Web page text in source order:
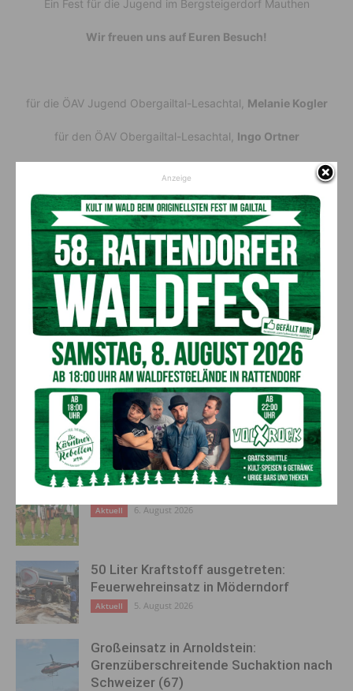
Ein Fest für die Jugend im Bergsteigerdorf Mauthen
Wir freuen uns auf Euren Besuch!
für die ÖAV Jugend Obergailtal-Lesachtal, Melanie Kogler
für den ÖAV Obergailtal-Lesachtal, Ingo Ortner
www.bergsteigerdorf-mauthen.at
Weniger, dafür besser
Vorheriger Artikel
Region stellt sich aktiv gegen
den Mitarbeitermangel
Nächster Artikel
Beim Spielen: Siloballen­gabel
fällt auf Fünfjährigen
AKTUELLES
Kirchtag in St. Lorenzen
Aktuell 6. August 2026
50 Liter Kraftstoff ausgetreten:
Feuerwehreinsatz in Möderndorf
Aktuell 5. August 2026
Großeinsatz in Arnoldstein:
Grenzüberschreitende Suchaktion nach
Schweizer (67)
Anzeige